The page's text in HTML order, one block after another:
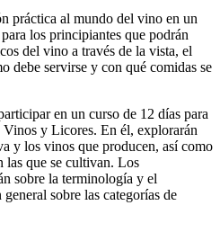
práctica al mundo del vino en un
los principiantes que podrán
del vino a través de la vista, el
debe servirse y con qué comidas se
en un curso de 12 días para
y Licores. En él, explorarán
y los vinos que producen, así como
las que se cultivan. Los
sobre la terminología y el
sobre las categorías de